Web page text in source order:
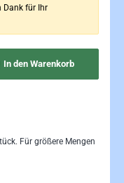
Dank für Ihr
In den Warenkorb
Für größere Mengen